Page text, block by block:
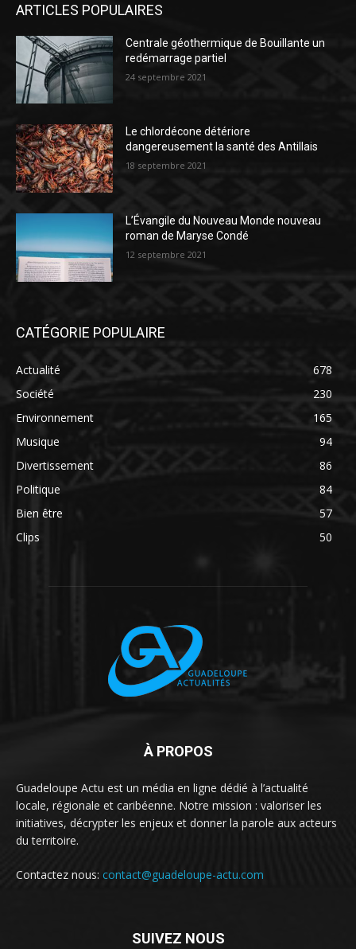
ARTICLES POPULAIRES
Centrale géothermique de Bouillante un
redémarrage partiel
24 septembre 2021
Le chlordécone détériore
dangereusement la santé des Antillais
18 septembre 2021
L’Évangile du Nouveau Monde nouveau
roman de Maryse Condé
12 septembre 2021
CATÉGORIE POPULAIRE
Actualité
678
Société
230
Environnement
165
Musique
94
Divertissement
86
Politique
84
Bien être
57
Clips
50
À PROPOS
Guadeloupe Actu est un média en ligne dédié à l’actualité
locale, régionale et caribéenne. Notre mission : valoriser les
initiatives, décrypter les enjeux et donner la parole aux acteurs
du territoire.
Contactez nous: contact@guadeloupe-actu.com
SUIVEZ NOUS